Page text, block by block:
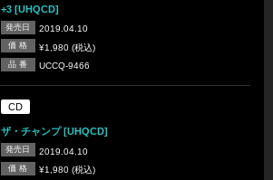
+3 [UHQCD]
発売日 2019.04.10
価 格 ¥1,980 (税込)
品 番 UCCQ-9466
CD
ザ・チャンプ [UHQCD]
発売日 2019.04.10
価 格 ¥1,980 (税込)